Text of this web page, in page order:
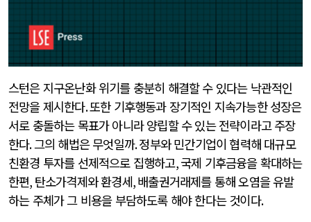
스턴은 지구온난화 위기를 충분히 해결할 수 있다는 낙관적인
전망을 제시한다.또한 기후행동과 장기적인 지속가능한 성장은
서로 충돌하는 목표가 아니라 양립할 수 있는 전략이라고 주장
한다.그의 해법은 무엇일까.정부와 민간기업이 협력해 대규모
친환경 투자를 선제적으로 집행하고,국제 기후금융을 확대하는
한편, 탄소가격제와 환경세,배출권거래제를 통해 오염을 유발
하는 주체가 그 비용을 부담하도록 해야 한다는 것이다.